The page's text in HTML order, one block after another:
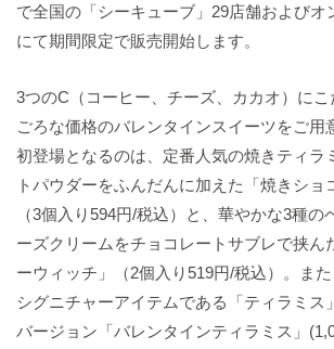
で全国の「シーキューブ」29店舗およびオ
にて期間限定で販売開始します。
3つのC（コーヒー、チーズ、カカオ）に
ごろな価格のバレンタインスイーツをご用
初登場となるのは、定番人気の焼きティラ
トパウダーをふんだんに加えた「焼きショ
（3個入り594円/税込）と、華やかな3種の
ーズクリームをチョコレートサブレで挟ん
ーウィッチ」（2個入り519円/税込）。ま
シグニチャーアイテムである「ティラミス
バージョン「バレンタインティラミス」